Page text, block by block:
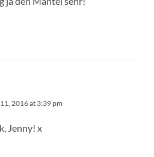
2016 at 3:39 pm
Jenny! x